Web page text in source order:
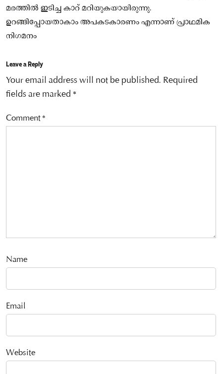
മരത്തിൽ ഇടിച്ച കാറ് മറിയുകയായിരുന്നു.
ഉറങ്ങിപ്പോയതാകാം അപകടകാരണം എന്നാണ് പ്രാഥമിക
നിഗമനം
Leave a Reply
Your email address will not be published. Required
fields are marked *
Comment*
Name
Email
Website